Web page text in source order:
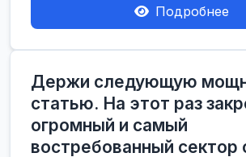
Подробнее
Держи следующую
статью. На этот раз
огромный и самый
востребованный сектор